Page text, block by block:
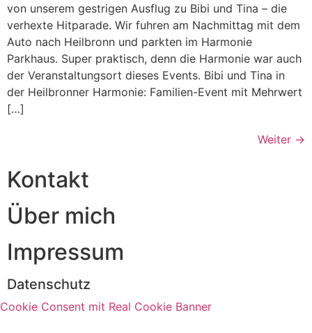
von unserem gestrigen Ausflug zu Bibi und Tina – die
verhexte Hitparade. Wir fuhren am Nachmittag mit dem
Auto nach Heilbronn und parkten im Harmonie
Parkhaus. Super praktisch, denn die Harmonie war auch
der Veranstaltungsort dieses Events. Bibi und Tina in
der Heilbronner Harmonie: Familien-Event mit Mehrwert
[…]
Weiter →
Kontakt
Über mich
Impressum
Datenschutz
Cookie Consent mit Real Cookie Banner